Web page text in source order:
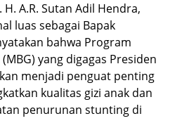
A.R. Sutan Adil Hendra,
luas sebagai Bapak
bahwa Program
yang digagas Presiden
menjadi penguat penting
kualitas gizi anak dan
penurunan stunting di